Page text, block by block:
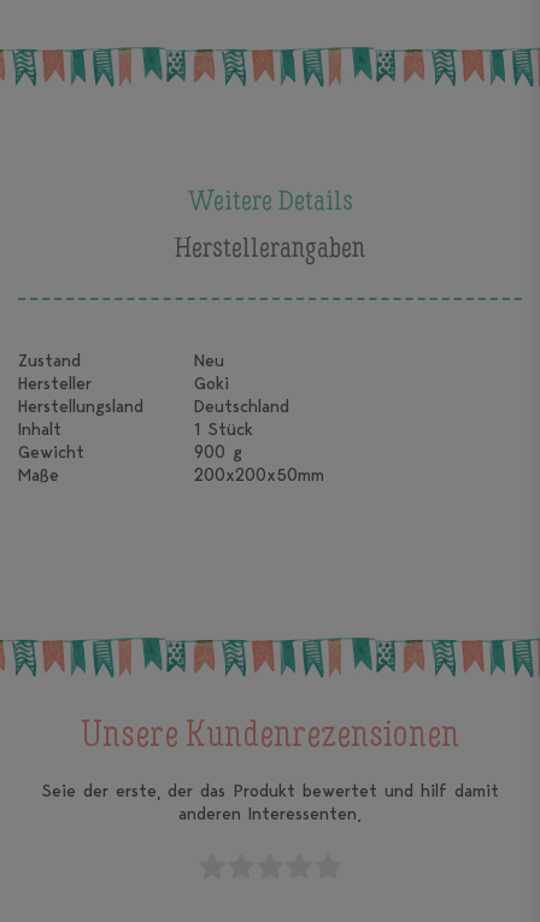
Weitere Details
Herstellerangaben
Zustand
Neu
Hersteller
Goki
Herstellungsland
Deutschland
Inhalt
1 Stück
Gewicht
900 g
Maße
200x200x50mm
Unsere Kundenrezensionen
Seie der erste, der das Produkt bewertet und hilf damit
anderen Interessenten.